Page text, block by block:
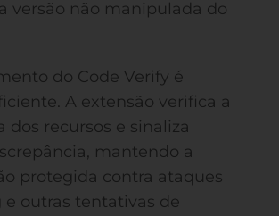
versão não manipulada do
do Code Verify é
A extensão verifica a
dos recursos e sinaliza
mantendo a
protegida contra ataques
outras tentativas de